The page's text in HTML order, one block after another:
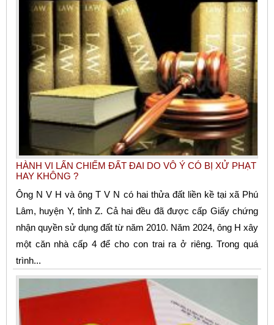
HÀNH VI LẤN CHIẾM ĐẤT ĐAI DO VÔ Ý CÓ BỊ XỬ PHẠT
HAY KHÔNG ?
Ông N V H và ông T V N có hai thửa đất liền kề tại xã Phú
Lâm, huyện Y, tỉnh Z. Cả hai đều đã được cấp Giấy chứng
nhận quyền sử dụng đất từ năm 2010. Năm 2024, ông H xây
một căn nhà cấp 4 để cho con trai ra ở riêng. Trong quá
trình...